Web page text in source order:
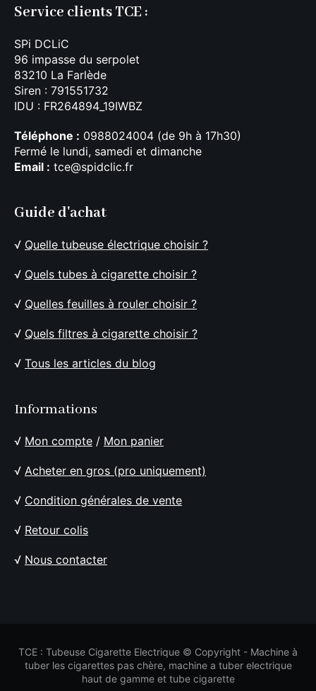
Service clients TCE :
SPi DCLiC
96 impasse du serpolet
83210 La Farlède
Siren : 791551732
IDU : FR264894_19IWBZ
Téléphone : 0988024004 (de 9h à 17h30)
Fermé le lundi, samedi et dimanche
Email : tce@spidclic.fr
Guide d'achat
√ Quelle tubeuse électrique choisir ?
√ Quels tubes à cigarette choisir ?
√ Quelles feuilles à rouler choisir ?
√ Quels filtres à cigarette choisir ?
√ Tous les articles du blog
Informations
√ Mon compte / Mon panier
√ Acheter en gros (pro uniquement)
√ Condition générales de vente
√ Retour colis
√ Nous contacter
TCE : Tubeuse Cigarette Electrique © Copyright - Machine à
tuber les cigarettes pas chère, machine a tuber electrique
haut de gamme et tube cigarette